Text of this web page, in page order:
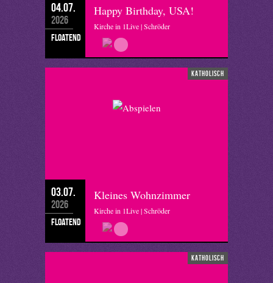
04.07.
2026
floatend
Happy Birthday, USA!
Kirche in 1Live | Schröder
katholisch
03.07.
2026
floatend
Kleines Wohnzimmer
Kirche in 1Live | Schröder
katholisch